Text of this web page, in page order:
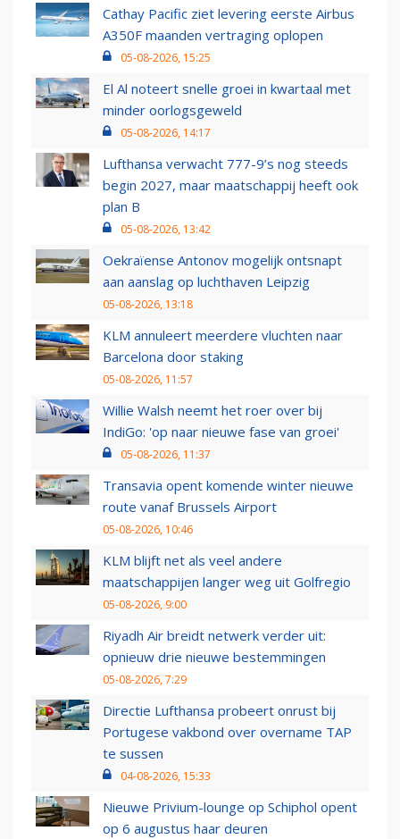
Cathay Pacific ziet levering eerste Airbus
A350F maanden vertraging oplopen
05-08-2026, 15:25
El Al noteert snelle groei in kwartaal met
minder oorlogsgeweld
05-08-2026, 14:17
Lufthansa verwacht 777-9’s nog steeds
begin 2027, maar maatschappij heeft ook
plan B
05-08-2026, 13:42
Oekraïense Antonov mogelijk ontsnapt
aan aanslag op luchthaven Leipzig
05-08-2026, 13:18
KLM annuleert meerdere vluchten naar
Barcelona door staking
05-08-2026, 11:57
Willie Walsh neemt het roer over bij
IndiGo: 'op naar nieuwe fase van groei'
05-08-2026, 11:37
Transavia opent komende winter nieuwe
route vanaf Brussels Airport
05-08-2026, 10:46
KLM blijft net als veel andere
maatschappijen langer weg uit Golfregio
05-08-2026, 9:00
Riyadh Air breidt netwerk verder uit:
opnieuw drie nieuwe bestemmingen
05-08-2026, 7:29
Directie Lufthansa probeert onrust bij
Portugese vakbond over overname TAP
te sussen
04-08-2026, 15:33
Nieuwe Privium-lounge op Schiphol opent
op 6 augustus haar deuren